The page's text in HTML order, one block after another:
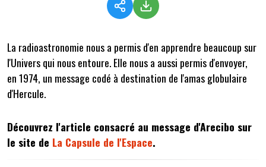
La radioastronomie nous a permis d'en apprendre beaucoup sur
l'Univers qui nous entoure. Elle nous a aussi permis d'envoyer,
en 1974, un message codé à destination de l'amas globulaire
d'Hercule.
Découvrez l'article consacré au message d'Arecibo sur
le site de La Capsule de l'Espace.